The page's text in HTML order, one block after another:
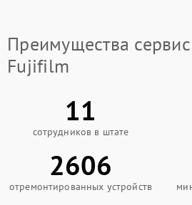
Преимущества
Fujifilm
11
сотрудников в штате
2606
отремонтированных устройств